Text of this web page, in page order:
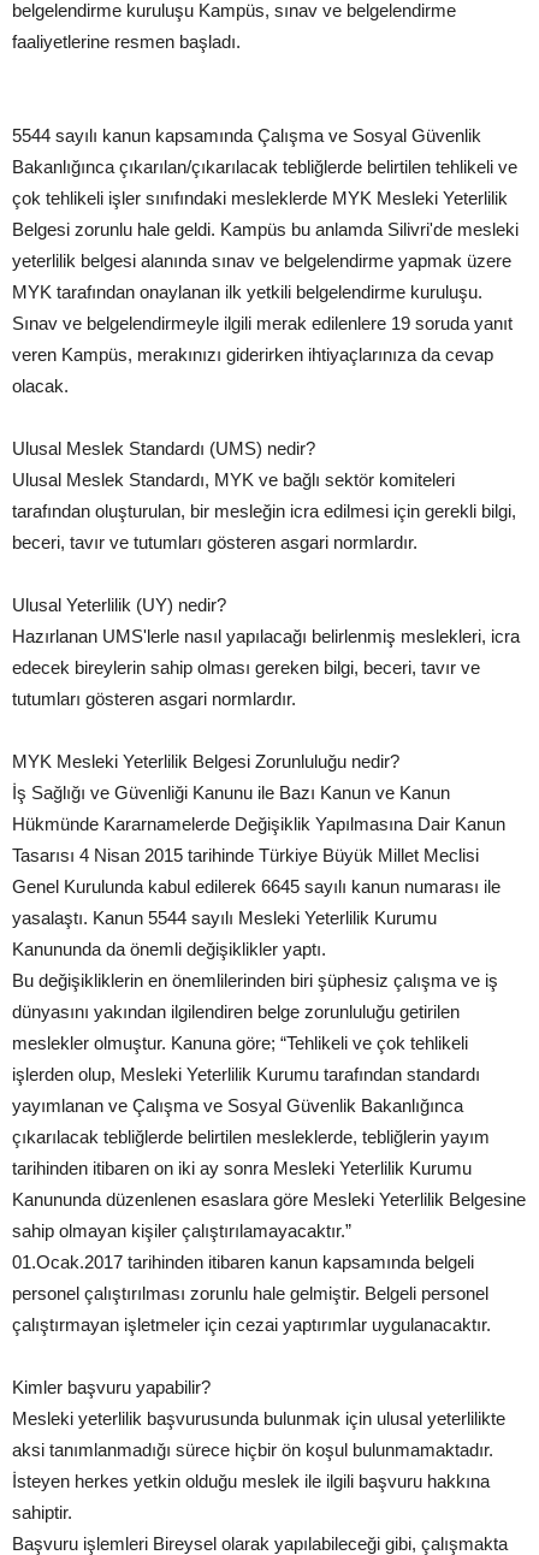
belgelendirme kuruluşu Kampüs, sınav ve belgelendirme
faaliyetlerine resmen başladı.
5544 sayılı kanun kapsamında Çalışma ve Sosyal Güvenlik
Bakanlığınca çıkarılan/çıkarılacak tebliğlerde belirtilen tehlikeli ve
çok tehlikeli işler sınıfındaki mesleklerde MYK Mesleki Yeterlilik
Belgesi zorunlu hale geldi. Kampüs bu anlamda Silivri'de mesleki
yeterlilik belgesi alanında sınav ve belgelendirme yapmak üzere
MYK tarafından onaylanan ilk yetkili belgelendirme kuruluşu.
Sınav ve belgelendirmeyle ilgili merak edilenlere 19 soruda yanıt
veren Kampüs, merakınızı giderirken ihtiyaçlarınıza da cevap
olacak.
Ulusal Meslek Standardı (UMS) nedir?
Ulusal Meslek Standardı, MYK ve bağlı sektör komiteleri
tarafından oluşturulan, bir mesleğin icra edilmesi için gerekli bilgi,
beceri, tavır ve tutumları gösteren asgari normlardır.
Ulusal Yeterlilik (UY) nedir?
Hazırlanan UMS'lerle nasıl yapılacağı belirlenmiş meslekleri, icra
edecek bireylerin sahip olması gereken bilgi, beceri, tavır ve
tutumları gösteren asgari normlardır.
MYK Mesleki Yeterlilik Belgesi Zorunluluğu nedir?
İş Sağlığı ve Güvenliği Kanunu ile Bazı Kanun ve Kanun
Hükmünde Kararnamelerde Değişiklik Yapılmasına Dair Kanun
Tasarısı 4 Nisan 2015 tarihinde Türkiye Büyük Millet Meclisi
Genel Kurulunda kabul edilerek 6645 sayılı kanun numarası ile
yasalaştı. Kanun 5544 sayılı Mesleki Yeterlilik Kurumu
Kanununda da önemli değişiklikler yaptı.
Bu değişikliklerin en önemlilerinden biri şüphesiz çalışma ve iş
dünyasını yakından ilgilendiren belge zorunluluğu getirilen
meslekler olmuştur. Kanuna göre; “Tehlikeli ve çok tehlikeli
işlerden olup, Mesleki Yeterlilik Kurumu tarafından standardı
yayımlanan ve Çalışma ve Sosyal Güvenlik Bakanlığınca
çıkarılacak tebliğlerde belirtilen mesleklerde, tebliğlerin yayım
tarihinden itibaren on iki ay sonra Mesleki Yeterlilik Kurumu
Kanununda düzenlenen esaslara göre Mesleki Yeterlilik Belgesine
sahip olmayan kişiler çalıştırılamayacaktır.”
01.Ocak.2017 tarihinden itibaren kanun kapsamında belgeli
personel çalıştırılması zorunlu hale gelmiştir. Belgeli personel
çalıştırmayan işletmeler için cezai yaptırımlar uygulanacaktır.
Kimler başvuru yapabilir?
Mesleki yeterlilik başvurusunda bulunmak için ulusal yeterlilikte
aksi tanımlanmadığı sürece hiçbir ön koşul bulunmamaktadır.
İsteyen herkes yetkin olduğu meslek ile ilgili başvuru hakkına
sahiptir.
Başvuru işlemleri Bireysel olarak yapılabileceği gibi, çalışmakta